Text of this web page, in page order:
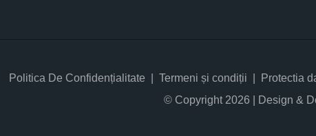
Politica De Confidențialitate Termeni și condiții
Protectia
© Copyright 2026 | Design &